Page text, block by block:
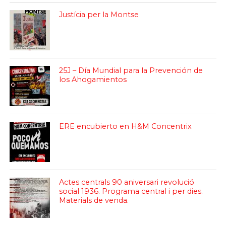
Justícia per la Montse
25J – Día Mundial para la Prevención de
los Ahogamientos
ERE encubierto en H&M Concentrix
Actes centrals 90 aniversari revolució
social 1936. Programa central i per dies.
Materials de venda.